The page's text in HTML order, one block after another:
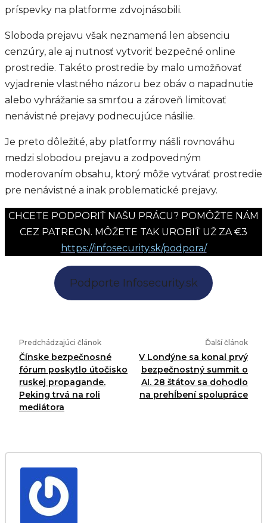
príspevky na platforme zdvojnásobili.
Sloboda prejavu však neznamená len absenciu
cenzúry, ale aj nutnosť vytvoriť bezpečné online
prostredie. Takéto prostredie by malo umožňovať
vyjadrenie vlastného názoru bez obáv o napadnutie
alebo vyhrážanie sa smrťou a zároveň limitovať
nenávistné prejavy podnecujúce násilie.
Je preto dôležité, aby platformy nášli rovnováhu
medzi slobodou prejavu a zodpovedným
moderovaním obsahu, ktorý môže vytvárať prostredie
pre nenávistné a inak problematické prejavy.
CHCETE PODPORIŤ NAŠU PRÁCU? POMÔŽTE NÁM
CEZ PATREON. MÔŽETE TAK UROBIŤ UŽ ZA €3
https://infosecurity.sk/podpora/
Podporte Infosecurity.sk
Predchádzajúci článok
Čínske bezpečnosné
fórum poskytlo útočisko
ruskej propagande.
Peking trvá na roli
mediátora
Ďalší článok
V Londýne sa konal prvý
bezpečnostný summit o
AI. 28 štátov sa dohodlo
na prehĺbení spolupráce